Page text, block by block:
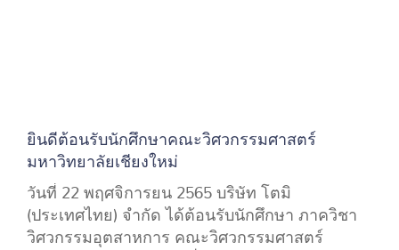
ยินดีต้อนรับนักศึกษาคณะวิศวกรรมศาสตร์
มหาวิทยาลัยเชียงใหม่
วันที่ 22 พฤศจิการยน 2565 บริษัท โตมิ
(ประเทศไทย) จำกัด ได้ต้อนรับนักศึกษา ภาควิชา
วิศวกรรมอุตสาหการ คณะวิศวกรรมศาสตร์